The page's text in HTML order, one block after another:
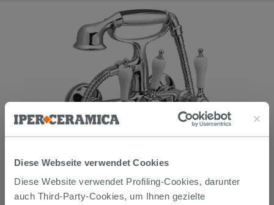
Diese Webseite verwendet Cookies
Diese Website verwendet Profiling-Cookies, darunter
auch Third-Party-Cookies, um Ihnen gezielte